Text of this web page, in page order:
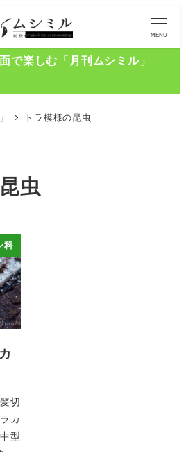
MENU
で楽しむ「月刊ムシミル」
トラ模様の昆虫
虫
科
切
カ
型